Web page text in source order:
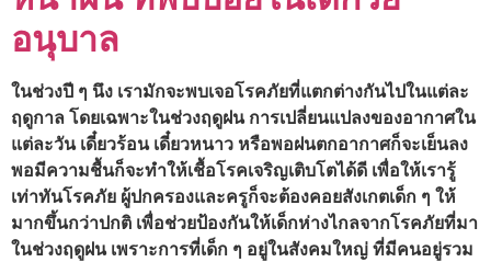
อนุบาล
ในช่วงปี ๆ นึง เรามักจะพบเจอโรคภัยที่แตกต่างกันไปในแต่ละ
ฤดูกาล โดยเฉพาะในช่วงฤดูฝน การเปลี่ยนแปลงของอากาศใน
แต่ละวัน เดี๋ยวร้อน เดี๋ยวหนาว หรือพอฝนตกอากาศก็จะเย็นลง
พอมีความชื้นก็จะทำให้เชื้อโรคเจริญเติบโตได้ดี เพื่อให้เรารู้
เท่าทันโรคภัย ผู้ปกครองและครูก็จะต้องคอยสังเกตเด็ก ๆ ให้
มากขึ้นกว่าปกติ เพื่อช่วยป้องกันให้เด็กห่างไกลจากโรคภัยที่มา
ในช่วงฤดูฝน เพราะการที่เด็ก ๆ อยู่ในสังคมใหญ่ ที่มีคนอยู่รวม